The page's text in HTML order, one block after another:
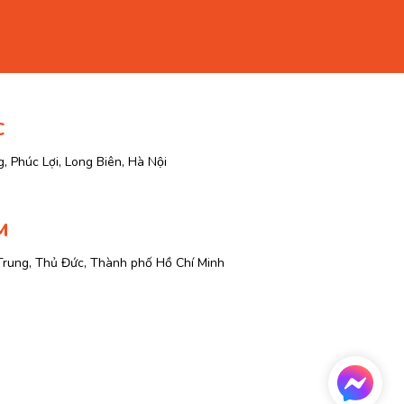
Phúc Lợi, Long Biên, Hà Nội
Thủ Đức, Thành phố Hồ Chí Minh